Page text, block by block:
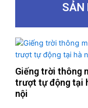
SẢN
Giếng trời thông
trượt tự động tại
nội